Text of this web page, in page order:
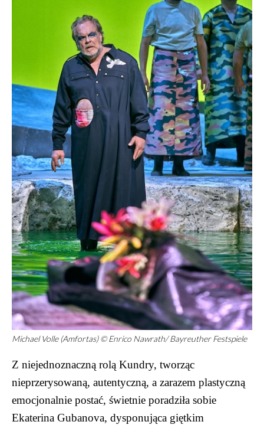
Michael Volle (Amfortas) © Enrico Nawrath/ Bayreuther Festspiele
Z niejednoznaczną rolą Kundry, tworząc
nieprzerysowaną, autentyczną, a zarazem plastyczną
emocjonalnie postać, świetnie poradziła sobie
Ekaterina Gubanova, dysponująca giętkim